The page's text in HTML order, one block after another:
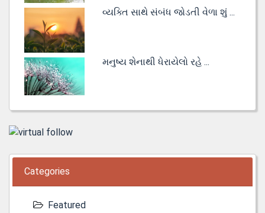
વ્યક્તિ સાથે સંબંધ જોડતી વેળા શું ...
મનુષ્ય શેનાથી ધેરાયેલો રહે ...
Categories
Featured